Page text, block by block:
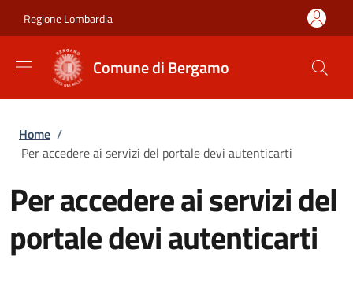
Regione Lombardia
Comune di Bergamo
Briciole di pane
Home /
Per accedere ai servizi del portale devi autenticarti
Per accedere ai servizi del
portale devi autenticarti